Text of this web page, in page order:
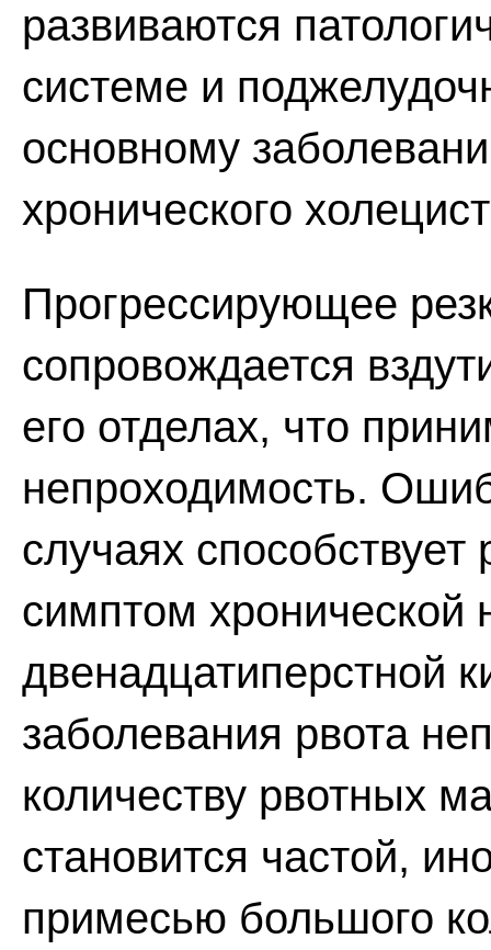
развиваются
системе и
основному
хронического
Прогрессирующее
сопровождается
его отделах, что
непроходимость.
случаях
симптом хронической
двенадцатиперстной
заболевания рвота
количеству рвотных
становится частой,
примесью большого